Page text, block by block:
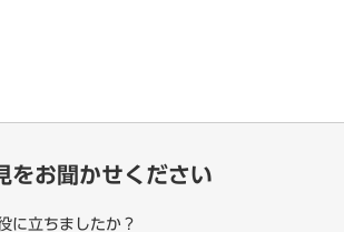
をお聞かせください
に立ちましたか？